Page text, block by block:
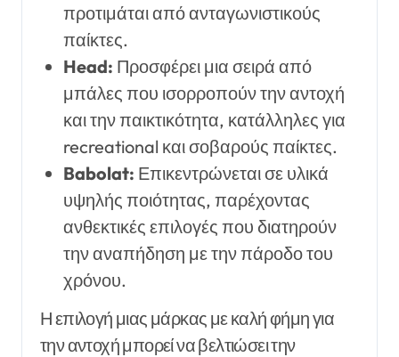
προτιμάται από ανταγωνιστικούς
παίκτες.
Head: Προσφέρει μια σειρά από
μπάλες που ισορροπούν την αντοχή
και την παικτικότητα, κατάλληλες για
recreational και σοβαρούς παίκτες.
Babolat: Επικεντρώνεται σε υλικά
υψηλής ποιότητας, παρέχοντας
ανθεκτικές επιλογές που διατηρούν
την αναπήδηση με την πάροδο του
χρόνου.
Η επιλογή μιας μάρκας με καλή φήμη για
την αντοχή μπορεί να βελτιώσει την